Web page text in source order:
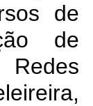
de
de